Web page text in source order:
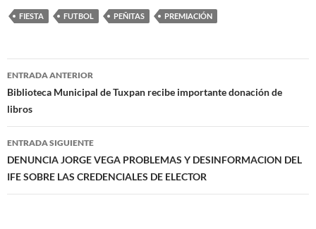
FIESTA FUTBOL PEÑITAS PREMIACIÓN
Navegación
de
entradas
ENTRADA ANTERIOR
Biblioteca Municipal de Tuxpan recibe importante donación de
libros
ENTRADA SIGUIENTE
DENUNCIA JORGE VEGA PROBLEMAS Y DESINFORMACION DEL
IFE SOBRE LAS CREDENCIALES DE ELECTOR